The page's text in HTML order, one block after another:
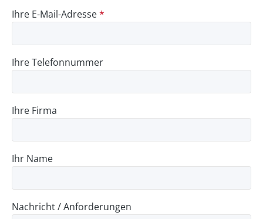
Ihre E-Mail-Adresse*
Ihre Telefonnummer
Ihre Firma
Ihr Name
Nachricht / Anforderungen